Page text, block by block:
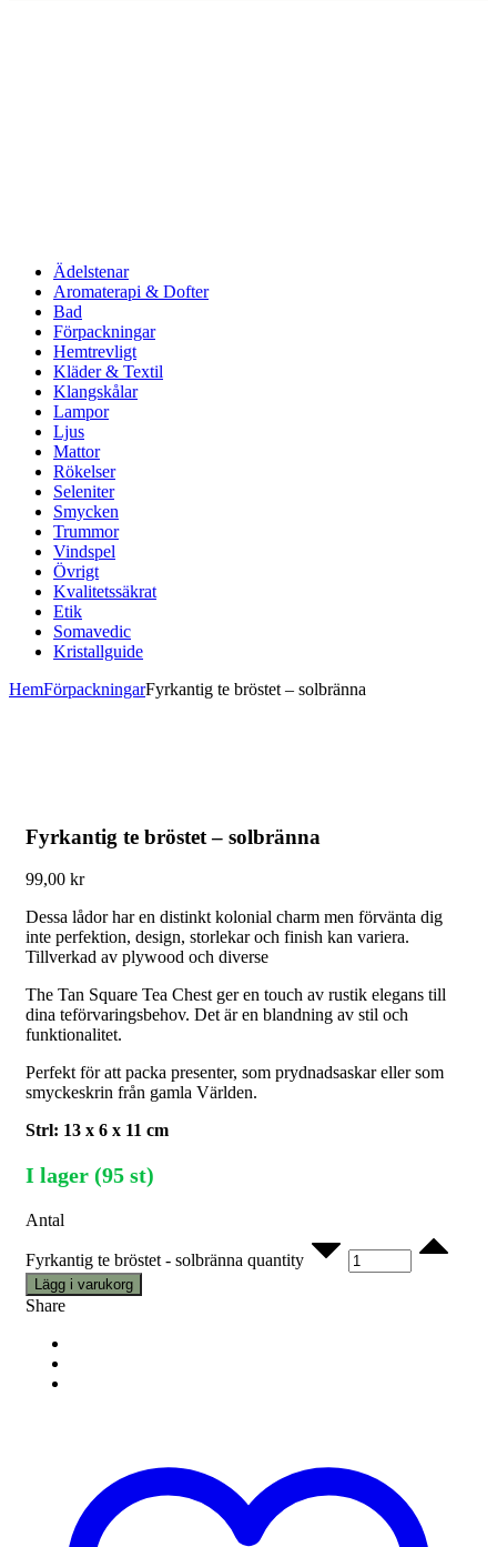
Ädelstenar
Aromaterapi & Dofter
Bad
Förpackningar
Hemtrevligt
Kläder & Textil
Klangskålar
Lampor
Ljus
Mattor
Rökelser
Seleniter
Smycken
Trummor
Vindspel
Övrigt
Kvalitetssäkrat
Etik
Somavedic
Kristallguide
HemFörpackningarFyrkantig te bröstet – solbränna
Fyrkantig te bröstet – solbränna
99,00 kr
Dessa lådor har en distinkt kolonial charm men förvänta dig
inte perfektion, design, storlekar och finish kan variera.
Tillverkad av plywood och diverse
The Tan Square Tea Chest ger en touch av rustik elegans till
dina teförvaringsbehov. Det är en blandning av stil och
funktionalitet.
Perfekt för att packa presenter, som prydnadsaskar eller som
smyckeskrin från gamla Världen.
Strl: 13 x 6 x 11 cm
I lager (95 st)
Antal
Fyrkantig te bröstet - solbränna quantity
Lägg i varukorg
Share